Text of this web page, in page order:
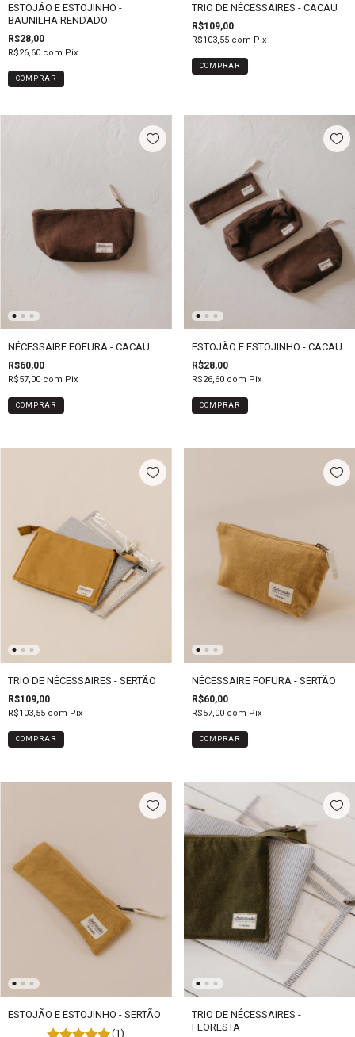
ESTOJÃO E ESTOJINHO -
BAUNILHA RENDADO
R$28,00
R$26,60 com Pix
COMPRAR
TRIO DE NÉCESSAIRES - CACAU
R$109,00
R$103,55 com Pix
NÉCESSAIRE FOFURA - CACAU
R$60,00
R$57,00 com Pix
ESTOJÃO E ESTOJINHO - CACAU
R$28,00
R$26,60 com Pix
COMPRAR
TRIO DE NÉCESSAIRES - SERTÃO
R$109,00
R$103,55 com Pix
NÉCESSAIRE FOFURA - SERTÃO
R$60,00
R$57,00 com Pix
ESTOJÃO E ESTOJINHO - SERTÃO
(1)
TRIO DE NÉCESSAIRES -
FLORESTA